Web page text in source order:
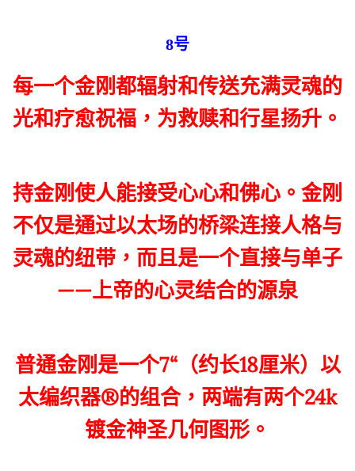
8号
每一个金刚都辐射和传送充满灵魂的
光和疗愈祝福，为救赎和行星扬升。
持金刚使人能接受心心和佛心。金刚
不仅是通过以太场的桥梁连接人格与
灵魂的纽带，而且是一个直接与单子
——上帝的心灵结合的源泉
普通金刚是一个7“（约长18厘米）以
太编织器®的组合，两端有两个24k
镀金神圣几何图形。